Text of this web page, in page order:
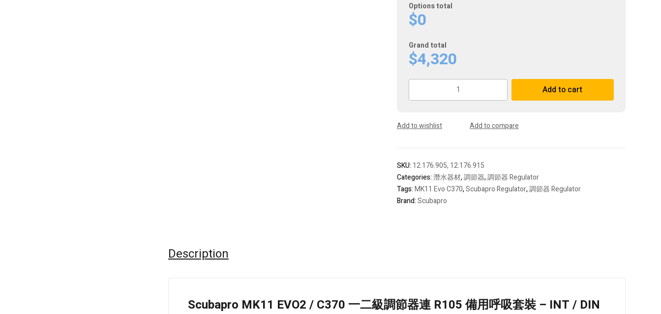
Options total
$0
Grand total
$4,320
Scubapro
C370
Regulator
Set
-
INT
Add to cart
Add to wishlist Add to compare
SKU: 12.176.905, 12.176.915
Categories:潛水器材,調節器,調節器 Regulator
Tags:MK11 Evo C370,Scubapro Regulator,調節器 Regulator
Brand:Scubapro
Description
Scubapro MK11 EVO2 / C370 一二級調節器連 R105 備用呼吸套裝 – INT / DIN